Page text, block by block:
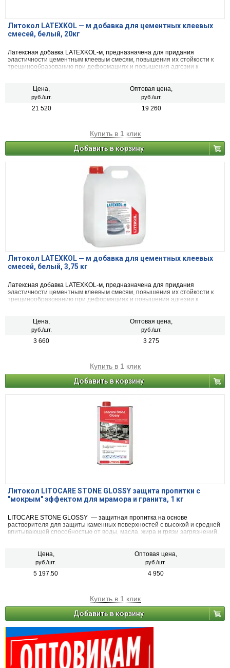
Литокол LATEXKOL — м добавка для цементных клеевых
смесей, белый, 20кг
Латексная добавка LATEXKOL-м, предназначена для придания
эластичности цементным клеевым смесям, повышения их стойкости к
трещинообразованию при деформациях и повышения адгезии к
LITOPLUS K55. Повышает эластичность, деформационную способность,
а также адгезию, водостойкость и морозостойкость клеевого слоя. На
Цена,
руб./шт.
Оптовая цена,
руб./шт.
21 520 19 260
Купить в 1 клик
Добавить в корзину
Литокол LATEXKOL — м добавка для цементных клеевых
смесей, белый, 3,75 кг
Латексная добавка LATEXKOL-м, предназначена для придания
эластичности цементным клеевым смесям, повышения их стойкости к
трещинообразованию при деформациях и повышения адгезии к
LITOPLUS K55. Повышает эластичность, деформационную способность,
а также адгезию, водостойкость и морозостойкость клеевого слоя. На
Цена,
руб./шт.
Оптовая цена,
руб./шт.
3 660 3 275
Купить в 1 клик
Добавить в корзину
Литокол LITOCARE STONE GLOSSY защита пропитки с
"мокрым" эффектом для мрамора и гранита, 1 кг
LITOCARE STONE GLOSSY — защитная пропитка на основе
растворителя для защиты каменных поверхностей с высокой и средней
впитывающей способностью от воды, масла, жира и грязи загрязнений.
выделяет натуральные прожилки, усиливает цвет материала.
Обеспечивает длительную защиту поверхности. Упрощает ежедневный
Цена,
руб./шт.
Оптовая цена,
руб./шт.
5 197.50 4 950
Купить в 1 клик
Добавить в корзину